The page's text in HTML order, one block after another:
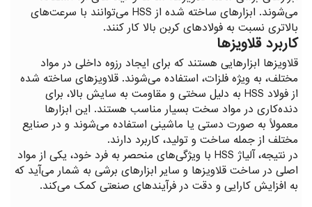
می‌شوند. ابزارهای ساخته شده از HSS می‌توانند با سرعت‌های
بالاتری نسبت به فولادهای کربن بالا کار کنند.
کاربرد قلاویزها
قلاویزها ابزارهایی هستند که برای ایجاد رزوه داخلی در مواد
مختلف، به ویژه فلزات، استفاده می‌شوند. قلاویزهای ساخته شده
از فولاد HSS به دلیل سختی و مقاومت به سایش بالا، برای
دنده‌کاری در مواد سخت بسیار مناسب هستند. این ابزارها
معمولاً به صورت دستی یا ماشینی استفاده می‌شوند و در صنایع
مختلف از جمله ساخت و تولید، کاربرد دارند.
در نتیجه، آلیاژ HSS با ویژگی‌های منحصر به فرد خود، یکی از مواد
اصلی در ساخت قلاویزها و سایر ابزارهای برشی به شمار می‌آید که
به افزایش کارایی و دقت در فرآیندهای صنعتی کمک می‌کند.